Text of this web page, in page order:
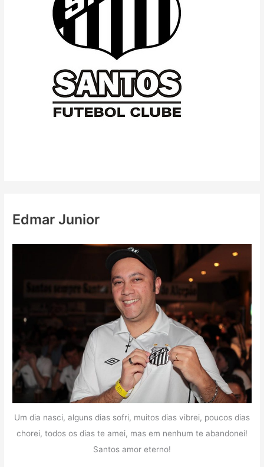
Edmar Junior
Um dia nasci, alguns dias sofri, muitos dias vibrei, poucos dias
chorei, todos os dias te amei, mas em nenhum te abandonei!
Santos amor eterno!